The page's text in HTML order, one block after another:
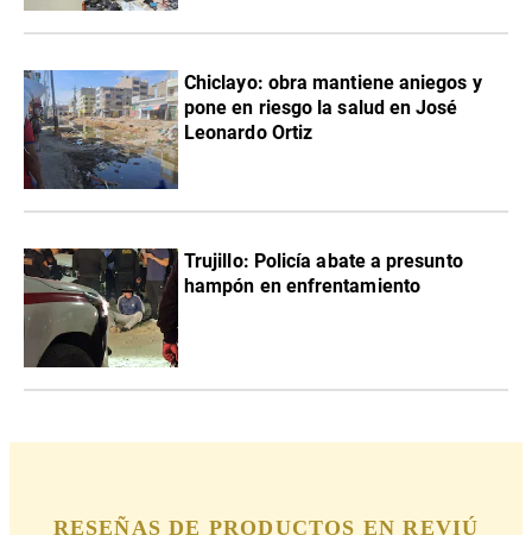
Chiclayo: obra mantiene aniegos y
pone en riesgo la salud en José
Leonardo Ortiz
Trujillo: Policía abate a presunto
hampón en enfrentamiento